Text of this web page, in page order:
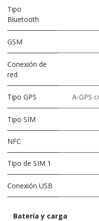
Tipo
Bluetooth
GSM
Conexión de
red
Tipo GPS A-GPS
Tipo SIM
NFC
Tipo de SIM 1
Conexión USB
Batería y carga